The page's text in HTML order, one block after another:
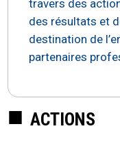
travers des
des résultats et
destination de
partenaires
ACTIONS